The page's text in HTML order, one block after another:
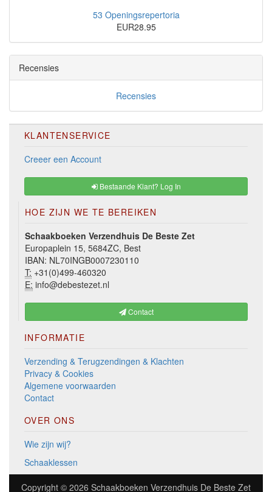
53 Openingsrepertoria
EUR28.95
Recensies
Recensies
KLANTENSERVICE
Creeer een Account
Bestaande Klant? Log In
HOE ZIJN WE TE BEREIKEN
Schaakboeken Verzendhuis De Beste Zet
Europaplein 15, 5684ZC, Best
IBAN: NL70INGB0007230110
T: +31(0)499-460320
E: info@debestezet.nl
Contact
INFORMATIE
Verzending & Terugzendingen & Klachten
Privacy & Cookies
Algemene voorwaarden
Contact
OVER ONS
Wie zijn wij?
Schaaklessen
Copyright © 2026 Schaakboeken Verzendhuis De Beste Zet